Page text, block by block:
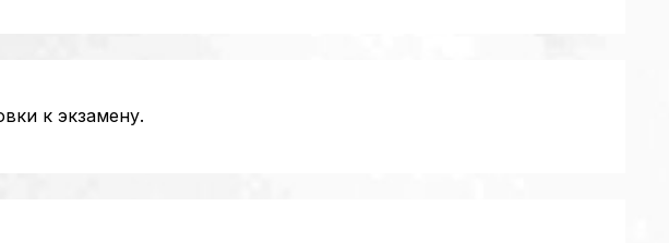
к экзамену.